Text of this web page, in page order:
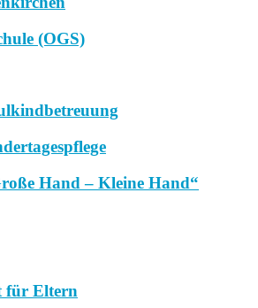
(OGS)
Hand – Kleine Hand“
für Eltern